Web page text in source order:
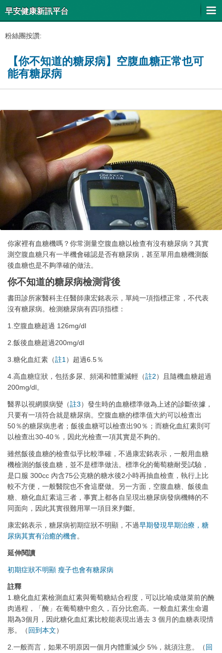
早安健康新訊平台
粉絲團按讚:
【你不知道的糖尿病】空腹血糖正常也可
能有糖尿病
你家裡有血糖機嗎？你常測量空腹血糖以檢查有沒有糖尿病？其實
測空腹血糖只有一半機會確認是否有糖尿病，甚至單用血糖機測飯
後血糖也是不夠準確的做法。
你不知道的糖尿病檢測背後
書田診所家醫科主任醫師康宏銘表示，單純一項指標正常，不代表
沒有糖尿病。檢測糖尿病有四項指標：
1.空腹血糖超過 126mg/dl
2.飯後血糖超過200mg/dl
3.糖化血紅素（註1 ）超過6.5％
4.高血糖症狀，包括多尿、頻渴和體重減輕（註2）且隨機血糖超過
200mg/dl。
醫界以視網膜病變（註3）發生時的血糖標準做為上述的診斷依據，
只要有一項符合就是糖尿病。空腹血糖的標準值大約可以檢查出
50％的糖尿病患者；飯後血糖可以檢查出90％；而糖化血紅素則可
以檢查出30-40％，因此光檢查一項其實是不夠的。
雖然飯後血糖的檢查似乎比較準確，不過康宏銘表示，一般用血糖
機檢測的飯後血糖，並不是標準做法。標準化的葡萄糖耐受試驗，
是口服 300cc 內含75公克糖的糖水後2小時再抽血檢查，執行上比
較不方便，一般醫院也不會這麼做。另一方面，空腹血糖、飯後血
糖、糖化血紅素這三者，事實上都各自呈現出糖尿病發病機轉的不
同面向，因此其實很難用單一項目來判斷。
康宏銘表示，糖尿病初期症狀不明顯，不過早期發現早期治療，糖
尿病其實有治癒的機會。
延伸閱讀
初期症狀不明顯 瘦子也會有糖尿病
註釋
1.糖化血紅素檢測血紅素與葡萄糖結合程度，可以比喻成做菜前的醃
肉過程，「醃」在葡萄糖中愈久，百分比愈高。一般血紅素生命週
期為3個月，因此糖化血紅素比較能表現出過去 3 個月的血糖表現情
形。（回到本文）
2.一般而言，如果不明原因一個月內體重減少 5%，就須注意。（回